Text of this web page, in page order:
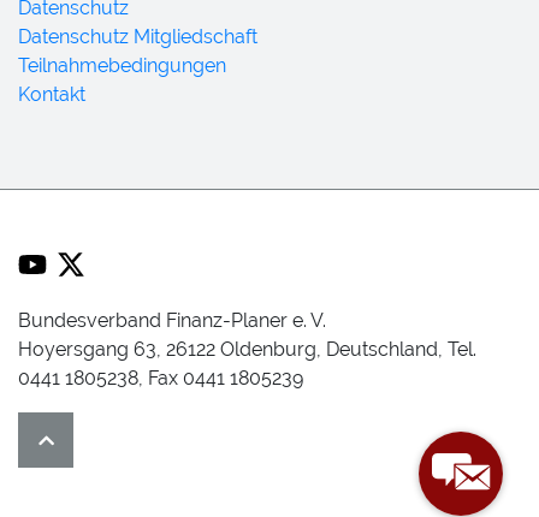
Datenschutz
Datenschutz Mitgliedschaft
Teilnahmebedingungen
Kontakt
Bundesverband Finanz-Planer e. V.
Hoyersgang 63, 26122 Oldenburg, Deutschland, Tel.
0441 1805238, Fax 0441 1805239